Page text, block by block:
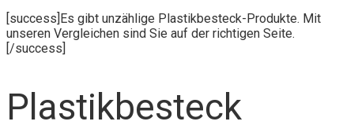
[success]Es gibt unzählige Plastikbesteck-Produkte. Mit
unseren Vergleichen sind Sie auf der richtigen Seite.
[/success]
Plastikbesteck